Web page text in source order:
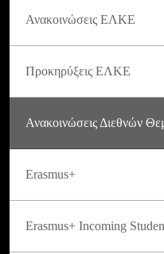
Ανακοινώσεις ΕΛΚΕ
Προκηρύξεις ΕΛΚΕ
Ανακοινώσεις Διεθνών
Erasmus+
Erasmus+ Incoming